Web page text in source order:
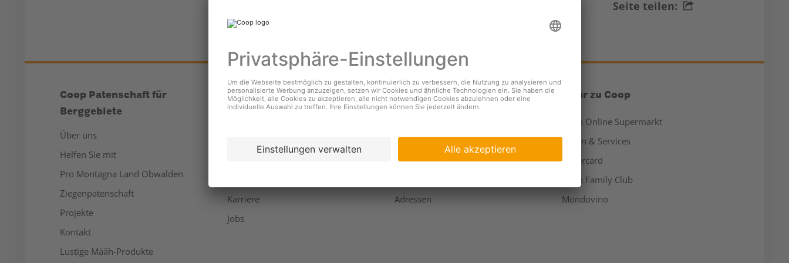
Seite teilen:
Coop Patenschaft für
Berggebiete
Über uns
Helfen Sie mit
Pro Montagna Land Obwalden
Ziegenpatenschaft
Projekte
Kontakt
Lustige Määh-Produkte
Unternehmen
Karriere
Jobs
Services
Coopzeitung
Kundendienst
Adressen
Mehr zu Coop
Coop Online Supermarkt
Läden & Services
Supercard
Hello Family Club
Mondovino